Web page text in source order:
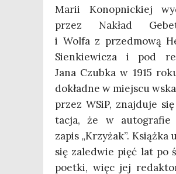
Marii Konop­nic­kiej
przez Nakład
i Wol­fa z przed­mo­wą
Sien­kie­wi­cza i pod
Jana Czub­ka w 1915
dokład­ne w miej­scu
przez WSiP, znaj­du­je
ta­cja, że w auto­gra­fie
zapis „Krzy­żak”. Książ­ka
się zale­d­wie pięć lat po
poet­ki, więc jej